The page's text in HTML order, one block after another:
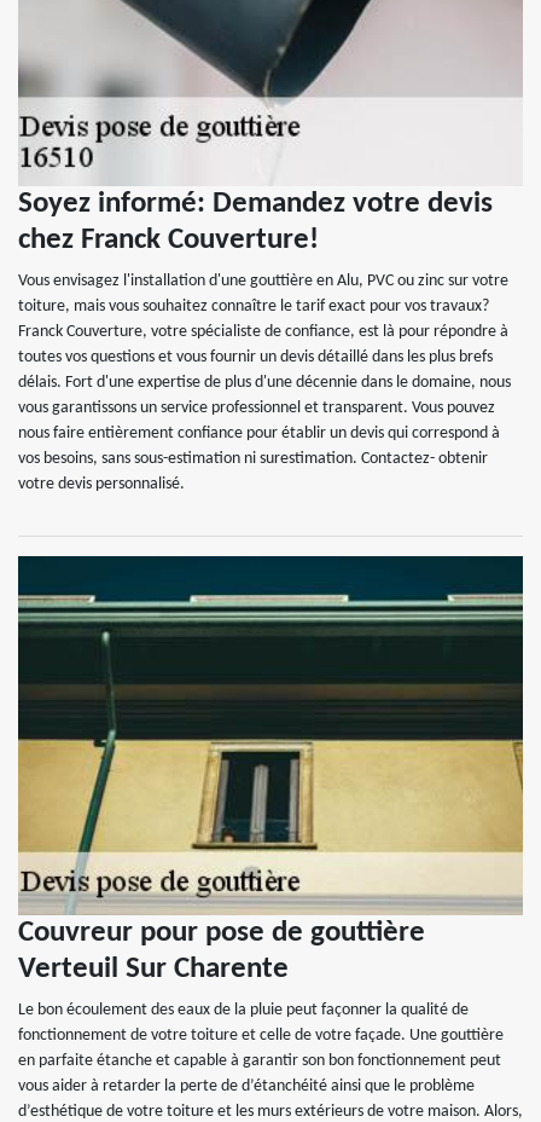
Soyez informé: Demandez votre devis
chez Franck Couverture!
Vous envisagez l'installation d'une gouttière en Alu, PVC ou zinc sur votre
toiture, mais vous souhaitez connaître le tarif exact pour vos travaux?
Franck Couverture, votre spécialiste de confiance, est là pour répondre à
toutes vos questions et vous fournir un devis détaillé dans les plus brefs
délais. Fort d'une expertise de plus d'une décennie dans le domaine, nous
vous garantissons un service professionnel et transparent. Vous pouvez
nous faire entièrement confiance pour établir un devis qui correspond à
vos besoins, sans sous-estimation ni surestimation. Contactez- obtenir
votre devis personnalisé.
Couvreur pour pose de gouttière
Verteuil Sur Charente
Le bon écoulement des eaux de la pluie peut façonner la qualité de
fonctionnement de votre toiture et celle de votre façade. Une gouttière
en parfaite étanche et capable à garantir son bon fonctionnement peut
vous aider à retarder la perte de d’étanchéité ainsi que le problème
d’esthétique de votre toiture et les murs extérieurs de votre maison. Alors,